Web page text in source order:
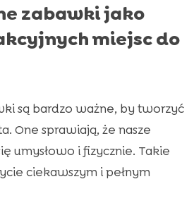
zabawki jako
miejsc do
są bardzo ważne, by tworzyć
One sprawiają, że nasze
umysłowo i fizycznie. Takie
ciekawszym i pełnym